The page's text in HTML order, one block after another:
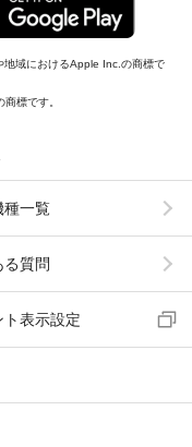
域におけるApple Inc.の商標で
標です。
種一覧
る質問
ト表示設定